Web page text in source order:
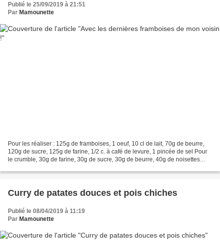
Publié le 25/09/2019 à 21:51
Par Mamounette
Pour les réaliser : 125g de framboises, 1 oeuf, 10 cl de lait, 70g de beurre,
120g de sucre, 125g de farine, 1/2 c. à café de levure, 1 pincée de sel Pour
le crumble, 30g de farine, 30g de sucre, 30g de beurre, 40g de noisettes
Curry de patates douces et pois chiches
Publié le 08/04/2019 à 11:19
Par Mamounette